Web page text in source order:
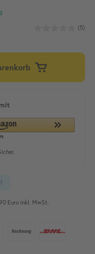
(5)
Euro inkl. MwSt.